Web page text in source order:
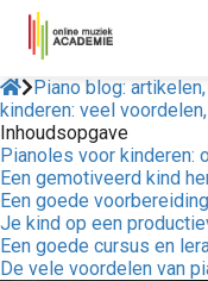
Piano blog:
kinderen: veel
Inhoudsopgave
Pianoles voor kinderen:
Een gemotiveerd kind
Een goede
Je kind op een
Een goede cursus en
De vele voordelen van